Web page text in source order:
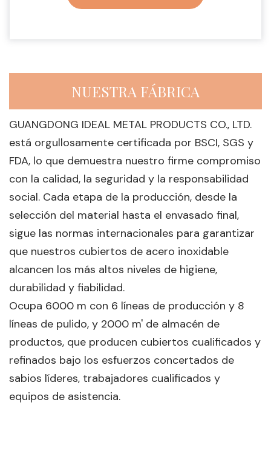
NUESTRA FÁBRICA
GUANGDONG IDEAL METAL PRODUCTS CO., LTD.
está orgullosamente certificada por BSCI, SGS y
FDA, lo que demuestra nuestro firme compromiso
con la calidad, la seguridad y la responsabilidad
social. Cada etapa de la producción, desde la
selección del material hasta el envasado final,
sigue las normas internacionales para garantizar
que nuestros cubiertos de acero inoxidable
alcancen los más altos niveles de higiene,
durabilidad y fiabilidad.
Ocupa 6000 m con 6 líneas de producción y 8
líneas de pulido, y 2000 m' de almacén de
productos, que producen cubiertos cualificados y
refinados bajo los esfuerzos concertados de
sabios líderes, trabajadores cualificados y
equipos de asistencia.